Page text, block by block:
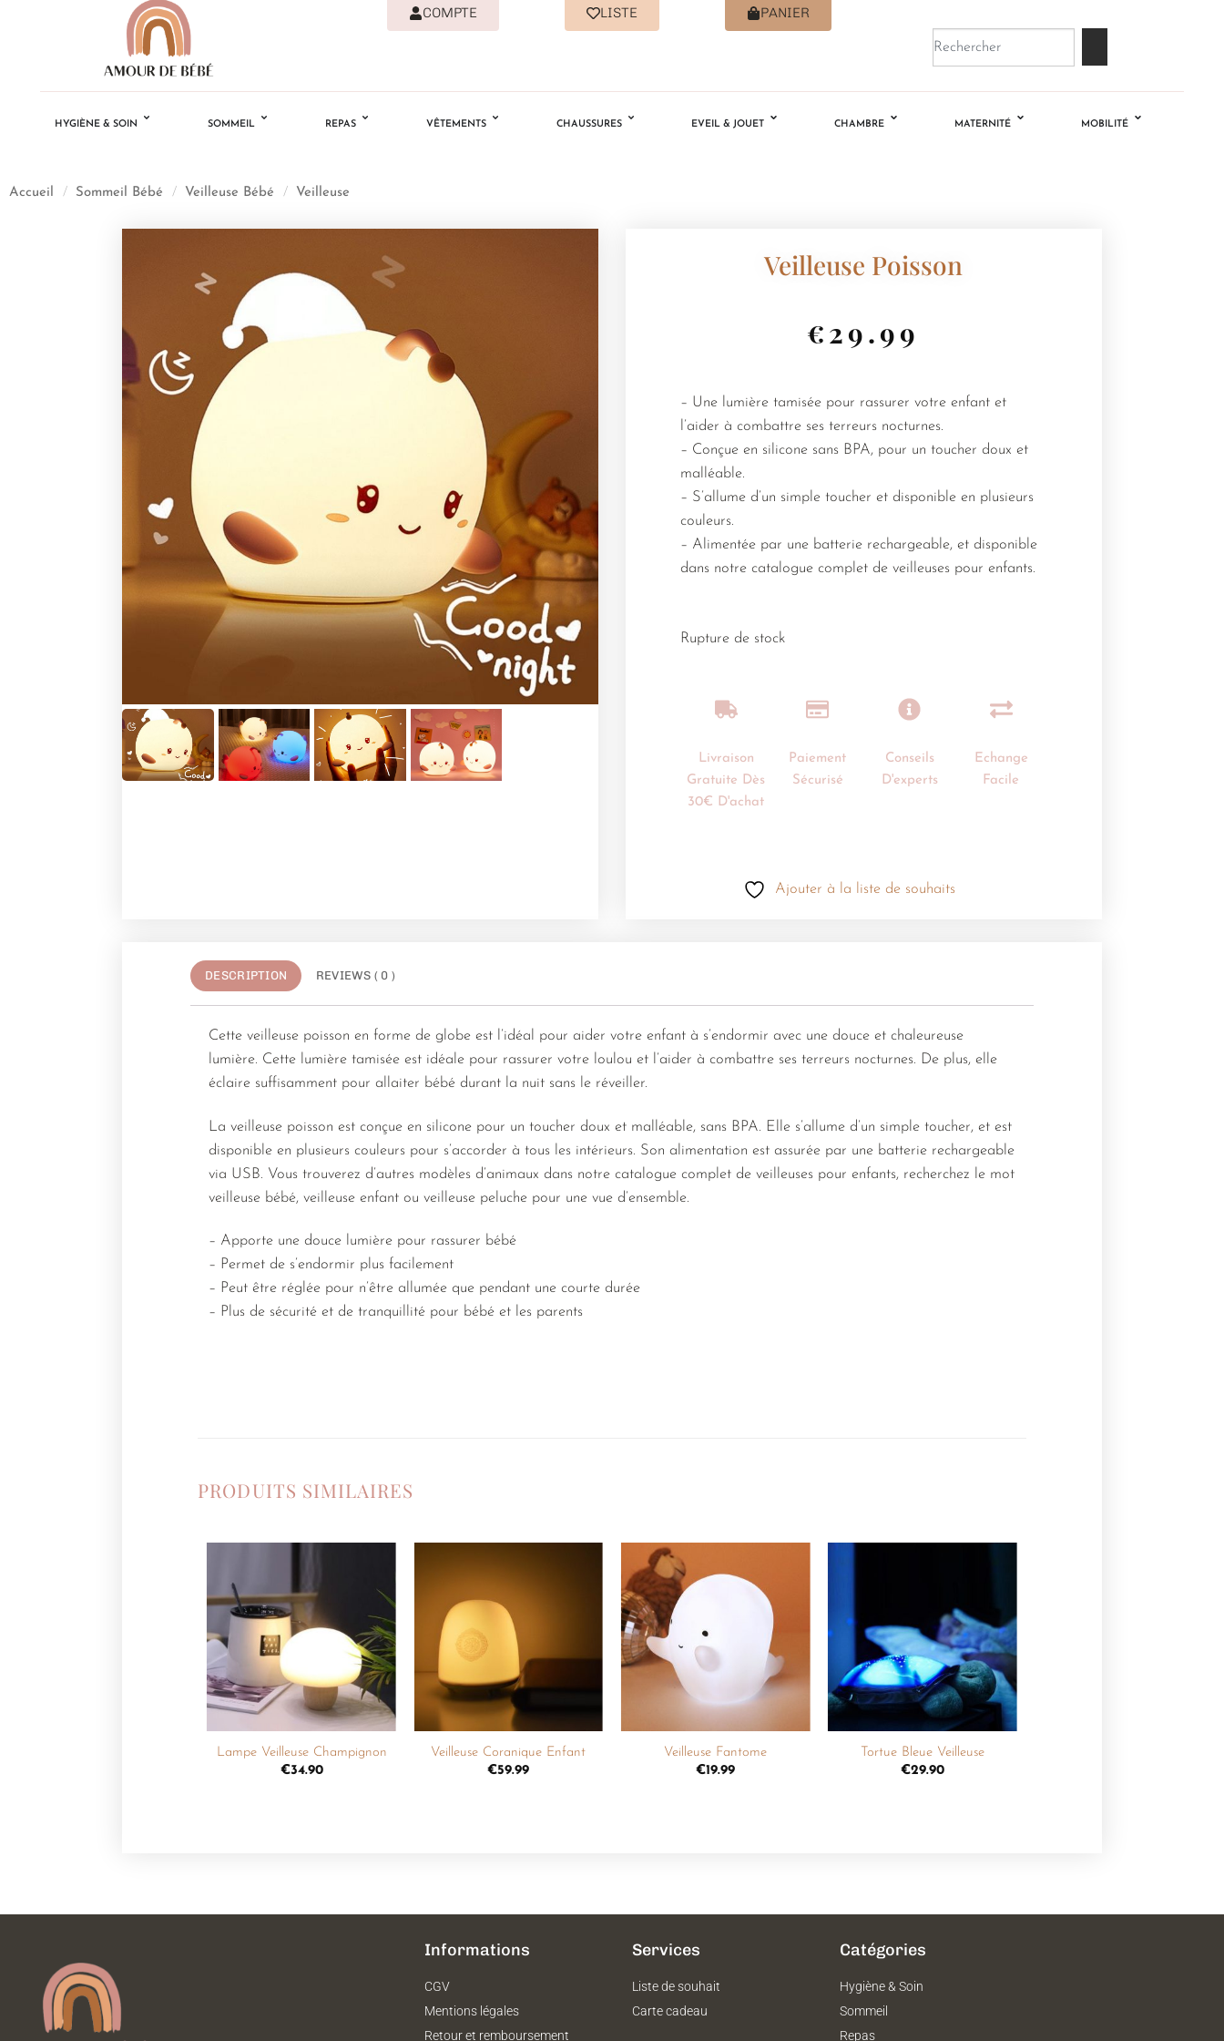
COMPTE LISTE PANIER
HYGIÈNE & SOIN SOMMEIL REPAS VÊTEMENTS CHAUSSURES EVEIL & JOUET CHAMBRE MATERNITÉ MOBILITÉ
Accueil / Sommeil Bébé / Veilleuse Bébé / Veilleuse
Veilleuse Poisson
€29.99
– Une lumière tamisée pour rassurer votre enfant et
l’aider à combattre ses terreurs nocturnes.
– Conçue en silicone sans BPA, pour un toucher doux et
malléable.
– S’allume d’un simple toucher et disponible en plusieurs
couleurs.
– Alimentée par une batterie rechargeable, et disponible
dans notre catalogue complet de veilleuses pour enfants.
Rupture de stock
Livraison
Gratuite Dès
30€ D'achat
Paiement
Sécurisé
Conseils
D'experts
Echange
Facile
Ajouter à la liste de souhaits
DESCRIPTION REVIEWS ( 0 )
Cette veilleuse poisson en forme de globe est l’idéal pour aider votre enfant à s’endormir avec une douce et chaleureuse
lumière. Cette lumière tamisée est idéale pour rassurer votre loulou et l’aider à combattre ses terreurs nocturnes. De plus, elle
éclaire suffisamment pour allaiter bébé durant la nuit sans le réveiller.
La veilleuse poisson est conçue en silicone pour un toucher doux et malléable, sans BPA. Elle s’allume d’un simple toucher, et est
disponible en plusieurs couleurs pour s’accorder à tous les intérieurs. Son alimentation est assurée par une batterie rechargeable
via USB. Vous trouverez d’autres modèles d’animaux dans notre catalogue complet de veilleuses pour enfants, recherchez le mot
veilleuse bébé, veilleuse enfant ou veilleuse peluche pour une vue d’ensemble.
– Apporte une douce lumière pour rassurer bébé
– Permet de s’endormir plus facilement
– Peut être réglée pour n’être allumée que pendant une courte durée
– Plus de sécurité et de tranquillité pour bébé et les parents
PRODUITS SIMILAIRES
Ajouter
liste de
souhaits
+
Lampe Veilleuse Champignon
€34.90
Veilleuse Coranique Enfant
€59.99
Ajouter
à la
souhaits
Veilleuse Fantome
€19.99
liste de
souhaits
Tortue Bleue Veilleuse
€29.90
Informations
CGV
Mentions légales
Retour et remboursement
Services
Liste de souhait
Carte cadeau
Catégories
Hygiène & Soin
Sommeil
Repas